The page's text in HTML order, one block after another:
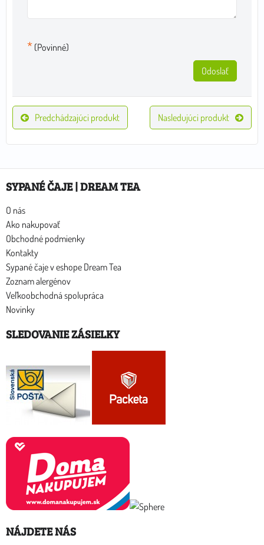
* (Povinné)
Odoslať
Predchádzajúci produkt Nasledujúci produkt
SYPANÉ ČAJE | DREAM TEA
O nás
Ako nakupovať
Obchodné podmienky
Kontakty
Sypané čaje v eshope Dream Tea
Zoznam alergénov
Veľkoobchodná spolupráca
Novinky
SLEDOVANIE ZÁSIELKY
NÁJDETE NÁS